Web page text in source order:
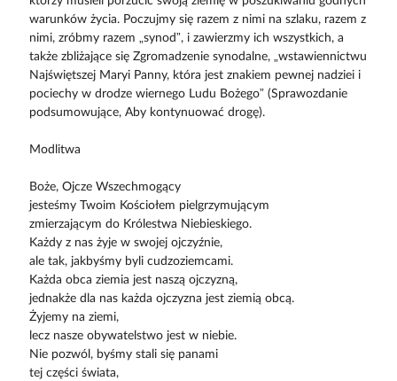
warunków życia. Poczujmy się razem z nimi na szlaku, razem z
nimi, zróbmy razem „synod”, i zawierzmy ich wszystkich, a
także zbliżające się Zgromadzenie synodalne, „wstawiennictwu
Najświętszej Maryi Panny, która jest znakiem pewnej nadziei i
pociechy w drodze wiernego Ludu Bożego” (Sprawozdanie
podsumowujące, Aby kontynuować drogę).
Modlitwa
Boże, Ojcze Wszechmogący
jesteśmy Twoim Kościołem pielgrzymującym
zmierzającym do Królestwa Niebieskiego.
Każdy z nas żyje w swojej ojczyźnie,
ale tak, jakbyśmy byli cudzoziemcami.
Każda obca ziemia jest naszą ojczyzną,
jednakże dla nas każda ojczyzna jest ziemią obcą.
Żyjemy na ziemi,
lecz nasze obywatelstwo jest w niebie.
Nie pozwól, byśmy stali się panami
tej części świata,